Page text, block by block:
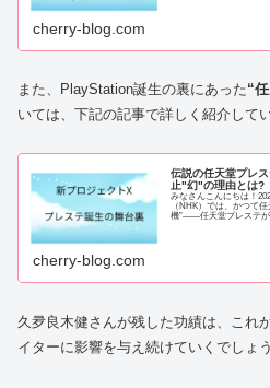
cherry-blog.com
また、PlayStation誕生の裏にあった“
いては、下記の記事で詳しく紹介してい
伝説の任天堂プレ
止"幻"の理由とは?
みなさんこんにちは！
（NHK）では、かつて
機”――任天堂プレステが
cherry-blog.com
久夛良木健さんが残した功績は、これ
イターに影響を与え続けていくでしょう